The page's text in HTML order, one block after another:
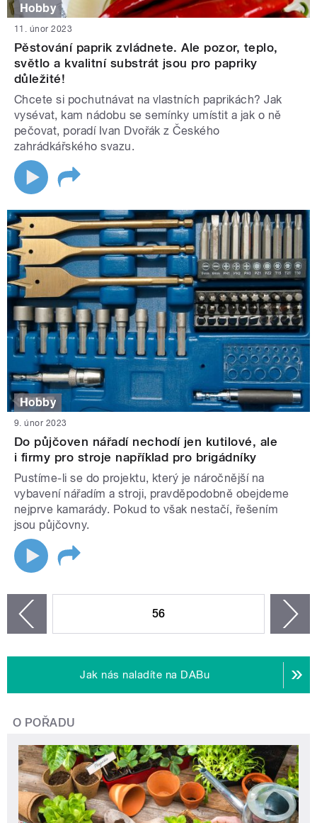
Hobby
11. únor 2023
Pěstování paprik zvládnete. Ale pozor, teplo,
světlo a kvalitní substrát jsou pro papriky
důležité!
Chcete si pochutnávat na vlastních paprikách? Jak
vysévat, kam nádobu se semínky umístit a jak o ně
pečovat, poradí Ivan Dvořák z Českého
zahrádkářského svazu.
Hobby
9. únor 2023
Do půjčoven nářadí nechodí jen kutilové, ale
i firmy pro stroje například pro brigádníky
Pustíme-li se do projektu, který je náročnější na
vybavení nářadím a stroji, pravděpodobně obejdeme
nejprve kamarády. Pokud to však nestačí, řešením
jsou půjčovny.
56
Jak nás naladíte na DABu
O POŘADU